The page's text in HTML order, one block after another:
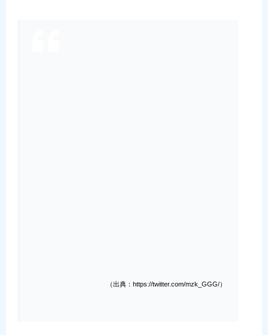
（出典：https://twitter.com/mzk_GGG/）